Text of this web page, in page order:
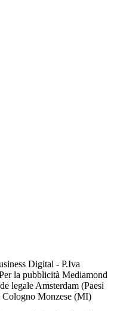
Digital - P.Iva
la pubblicità Mediamond
legale Amsterdam (Paesi
Monzese (MI)